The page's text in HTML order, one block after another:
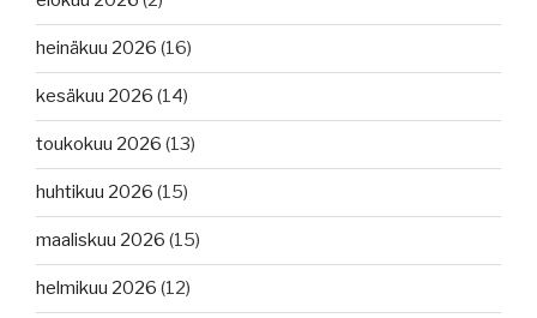
heinäkuu 2026 (16)
kesäkuu 2026 (14)
toukokuu 2026 (13)
huhtikuu 2026 (15)
maaliskuu 2026 (15)
helmikuu 2026 (12)